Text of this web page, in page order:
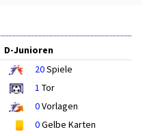
D-Junioren
20Spiele
1 Tor
0Vorlagen
0Gelbe Karten